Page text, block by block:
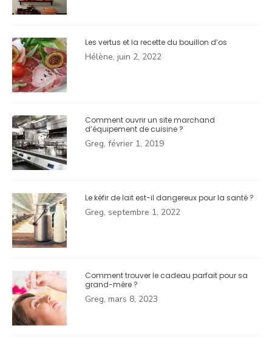
Les vertus et la recette du bouillon d’os
Hélène, juin 2, 2022
Comment ouvrir un site marchand
d’équipement de cuisine ?
Greg, février 1, 2019
Le kéfir de lait est-il dangereux pour la santé ?
Greg, septembre 1, 2022
Comment trouver le cadeau parfait pour sa
grand-mère ?
Greg, mars 8, 2023